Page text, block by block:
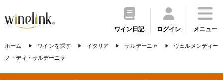
ワイン日記 ログイン メニュー
ホーム ワインを探す イタリア サルデーニャ
ヴェルメンティー
ノ・ディ・サルデーニャ